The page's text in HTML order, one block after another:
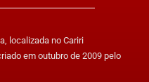
localizada no Cariri
em outubro de 2009 pelo